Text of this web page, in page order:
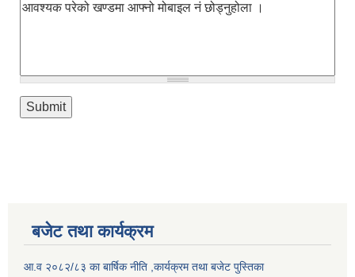
बजेट तथा कार्यक्रम
आ.व २०८२/८३ का बार्षिक नीति ,कार्यक्रम तथा बजेट पुस्तिका